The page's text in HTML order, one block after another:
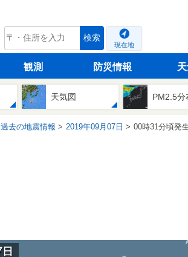
tenki.jp 検索
現在地
観測 防災情報
天気図 PM2.5分
過去の地震情報 2019年09月07日 00時31分頃発